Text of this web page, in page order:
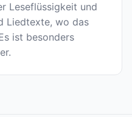
Leseflüssigkeit und
Liedtexte, wo das
ist besonders